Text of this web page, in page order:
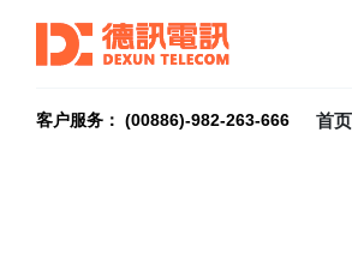
客户服务： (00886)-982-263-666 首页